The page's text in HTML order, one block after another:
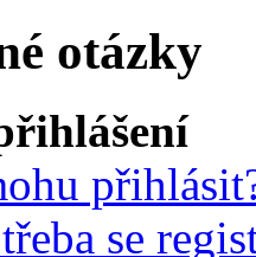
otázky
se